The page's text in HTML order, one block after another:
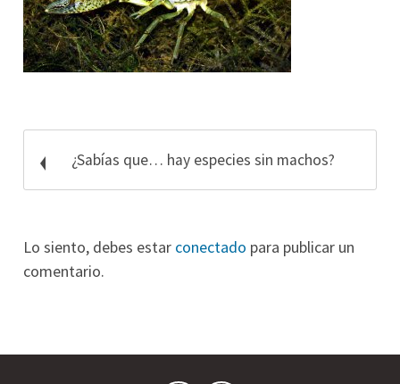
¿Sabías que… hay especies sin machos?
Lo siento, debes estar conectado para publicar un
comentario.